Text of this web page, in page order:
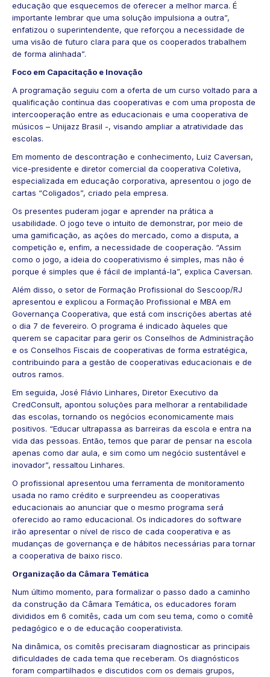
educação que esquecemos de oferecer a melhor marca. É
importante lembrar que uma solução impulsiona a outra”,
enfatizou o superintendente, que reforçou a necessidade de
uma visão de futuro clara para que os cooperados trabalhem
de forma alinhada”.
Foco em Capacitação e Inovação
A programação seguiu com a oferta de um curso voltado para a
qualificação contínua das cooperativas e com uma proposta de
intercooperação entre as educacionais e uma cooperativa de
músicos – Unijazz Brasil -, visando ampliar a atratividade das
escolas.
Em momento de descontração e conhecimento, Luiz Caversan,
vice-presidente e diretor comercial da cooperativa Coletiva,
especializada em educação corporativa, apresentou o jogo de
cartas “Coligados”, criado pela empresa.
Os presentes puderam jogar e aprender na prática a
usabilidade. O jogo teve o intuito de demonstrar, por meio de
uma gamificação, as ações do mercado, como a disputa, a
competição e, enfim, a necessidade de cooperação. “Assim
como o jogo, a ideia do cooperativismo é simples, mas não é
porque é simples que é fácil de implantá-la”, explica Caversan.
Além disso, o setor de Formação Profissional do Sescoop/RJ
apresentou e explicou a Formação Profissional e MBA em
Governança Cooperativa, que está com inscrições abertas até
o dia 7 de fevereiro. O programa é indicado àqueles que
querem se capacitar para gerir os Conselhos de Administração
e os Conselhos Fiscais de cooperativas de forma estratégica,
contribuindo para a gestão de cooperativas educacionais e de
outros ramos.
Em seguida, José Flávio Linhares, Diretor Executivo da
CredConsult, apontou soluções para melhorar a rentabilidade
das escolas, tornando os negócios economicamente mais
positivos. “Educar ultrapassa as barreiras da escola e entra na
vida das pessoas. Então, temos que parar de pensar na escola
apenas como dar aula, e sim como um negócio sustentável e
inovador”, ressaltou Linhares.
O profissional apresentou uma ferramenta de monitoramento
usada no ramo crédito e surpreendeu as cooperativas
educacionais ao anunciar que o mesmo programa será
oferecido ao ramo educacional. Os indicadores do software
irão apresentar o nível de risco de cada cooperativa e as
mudanças de governança e de hábitos necessárias para tornar
a cooperativa de baixo risco.
Organização da Câmara Temática
Num último momento, para formalizar o passo dado a caminho
da construção da Câmara Temática, os educadores foram
divididos em 6 comitês, cada um com seu tema, como o comitê
pedagógico e o de educação cooperativista.
Na dinâmica, os comitês precisaram diagnosticar as principais
dificuldades de cada tema que receberam. Os diagnósticos
foram compartilhados e discutidos com os demais grupos,